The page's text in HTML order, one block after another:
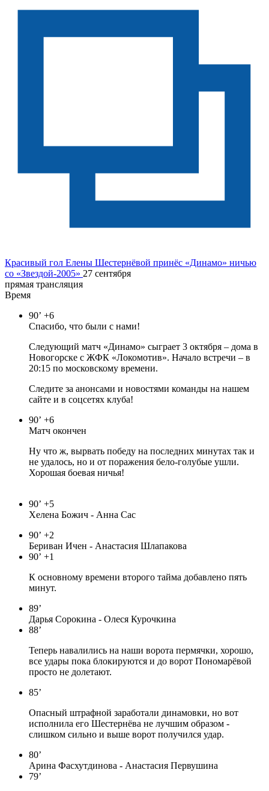
Красивый гол Елены Шестернёвой принёс «Динамо» ничью
со «Звездой-2005» 27 сентября
прямая трансляция
Время
90’ +6
Спасибо, что были с нами!
Следующий матч «Динамо» сыграет 3 октября – дома в
Новогорске с ЖФК «Локомотив». Начало встречи – в
20:15 по московскому времени.
Следите за анонсами и новостями команды на нашем
сайте и в соцсетях клуба!
90’ +6
Матч окончен
Ну что ж, вырвать победу на последних минутах так и
не удалось, но и от поражения бело-голубые ушли.
Хорошая боевая ничья!
90’ +5
Хелена Божич - Анна Сас
90’ +2
Бериван Ичен - Анастасия Шлапакова
90’ +1
К основному времени второго тайма добавлено пять
минут.
89’
Дарья Сорокина - Олеся Курочкина
88’
Теперь навалились на наши ворота пермячки, хорошо,
все удары пока блокируются и до ворот Пономарёвой
просто не долетают.
85’
Опасный штрафной заработали динамовки, но вот
исполнила его Шестернёва не лучшим образом -
слишком сильно и выше ворот получился удар.
80’
Арина Фасхутдинова - Анастасия Первушина
79’